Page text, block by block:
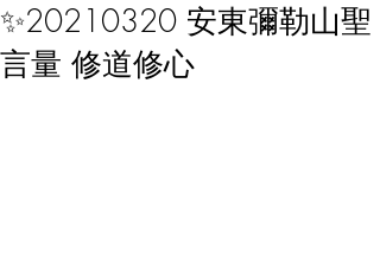
✨20210320 安東彌勒山聖
言量 修道修心